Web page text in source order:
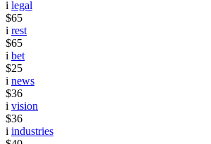
i legal
$65
i rest
$65
i bet
$25
i news
$36
i vision
$36
i industries